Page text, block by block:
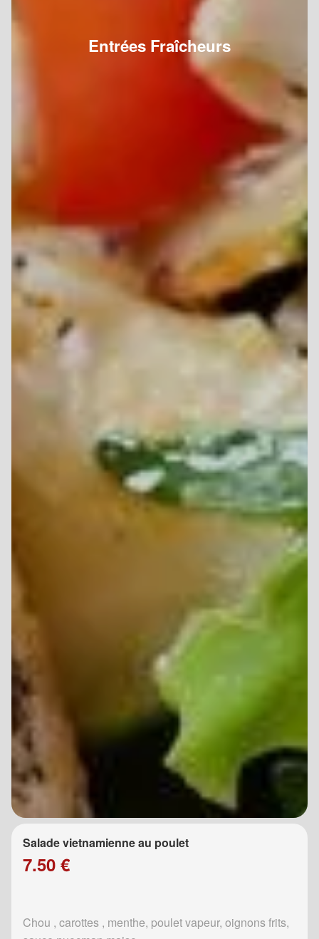
Entrées Fraîcheurs
Salade vietnamienne au poulet
7.50 €
Chou , carottes , menthe, poulet vapeur, oignons frits,